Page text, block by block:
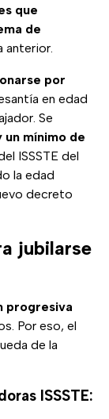
que
de
anterior.
por
en edad
Se
un mínimo de
ISSSTE del
la edad
decreto
jubilarse
progresiva
Por eso, el
de la
ISSSTE: